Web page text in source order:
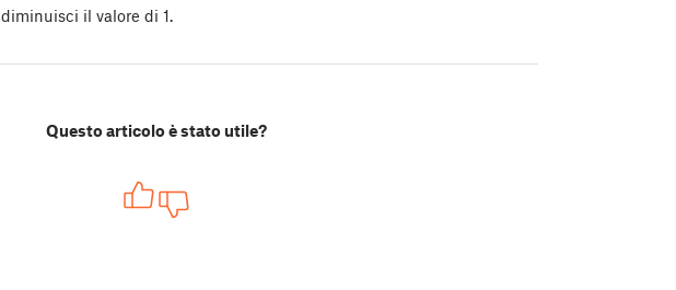
il valore di 1.
Questo articolo è stato utile?